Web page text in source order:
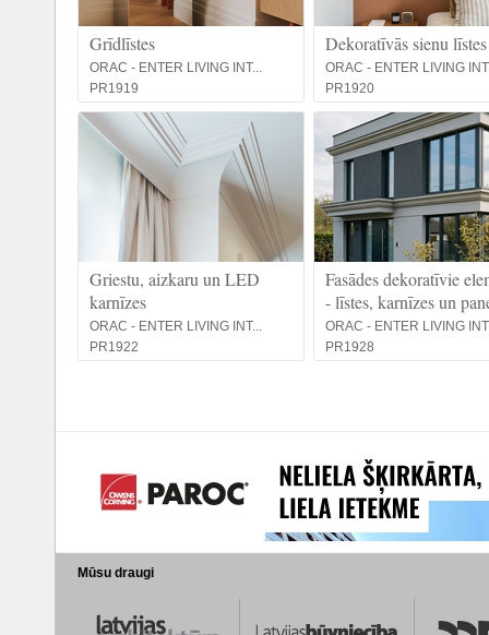
Grīdlīstes
ORAC - ENTER LIVING INT...
PR1919
Dekoratīvās sienu līstes
ORAC - ENTER LIVING
PR1920
Griestu, aizkaru un LED
karnīzes
ORAC - ENTER LIVING INT...
PR1922
Fasādes dekoratīvie
- līstes, karnīzes un
ORAC - ENTER LIVING
PR1928
Mūsu draugi